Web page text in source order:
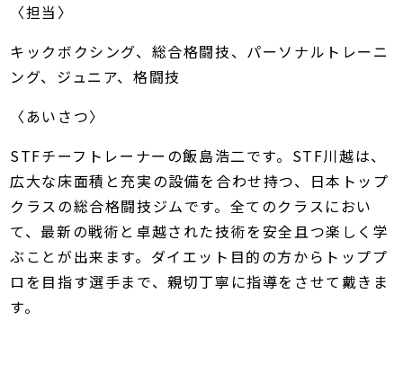
〈担当〉
キックボクシング、総合格闘技、パーソナルトレーニ
ング、ジュニア、格闘技
〈あいさつ〉
STFチーフトレーナーの飯島浩二です。STF川越は、
広大な床面積と充実の設備を合わせ持つ、日本トップ
クラスの総合格闘技ジムです。全てのクラスにおい
て、最新の戦術と卓越された技術を安全且つ楽しく学
ぶことが出来ます。ダイエット目的の方からトッププ
ロを目指す選手まで、親切丁寧に指導をさせて戴きま
す。